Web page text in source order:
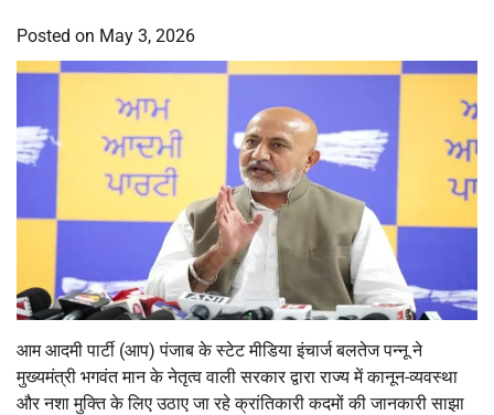
Posted on May 3, 2026
आम आदमी पार्टी (आप) पंजाब के स्टेट मीडिया इंचार्ज बलतेज पन्नू ने
मुख्यमंत्री भगवंत मान के नेतृत्व वाली सरकार द्वारा राज्य में कानून-व्यवस्था
और नशा मुक्ति के लिए उठाए जा रहे क्रांतिकारी कदमों की जानकारी साझा